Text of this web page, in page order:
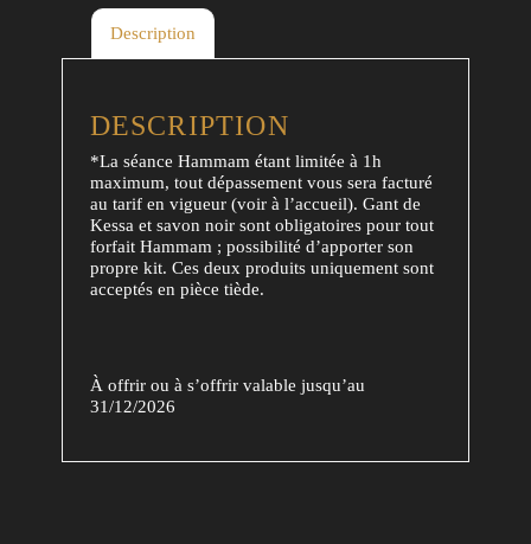
Description
DESCRIPTION
*La séance Hammam étant limitée à 1h
maximum, tout dépassement vous sera facturé
au tarif en vigueur (voir à l’accueil). Gant de
Kessa et savon noir sont obligatoires pour tout
forfait Hammam ; possibilité d’apporter son
propre kit. Ces deux produits uniquement sont
acceptés en pièce tiède.
À offrir ou à s’offrir valable jusqu’au
31/12/2026